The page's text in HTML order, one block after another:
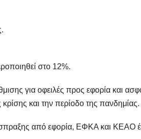
στο 12%.
για οφειλές προς εφορία και
και την περίοδο της πανδημίας.
από εφορία, ΕΦΚΑ και ΚΕΑΟ